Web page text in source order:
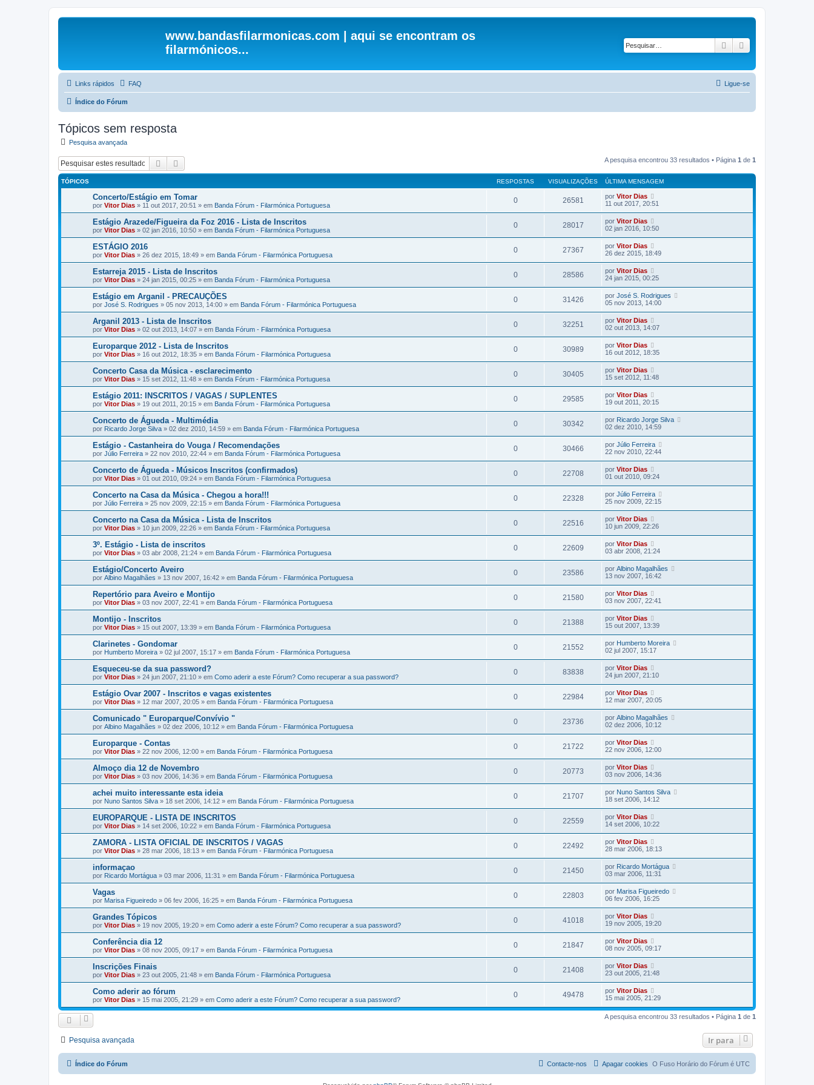
www.bandasfilarmonicas.com | aqui se encontram os
filarmónicos...
Pesquisar
Links rápidos FAQ Ligue-se
Índice do Fórum
Tópicos sem resposta
Pesquisa avançada
Pesquisar A pesquisa encontrou 33 resultados • Página 1 de 1
TÓPICOS RESPOSTAS VISUALIZAÇÕES ÚLTIMA MENSAGEM
Concerto/Estágio em Tomar
por Vitor Dias » 11 out 2017, 20:51 » em Banda Fórum - Filarmónica Portuguesa
0 26581 por Vitor Dias
11 out 2017, 20:51
Estágio Arazede/Figueira da Foz 2016 - Lista de Inscritos
por Vitor Dias » 02 jan 2016, 10:50 » em Banda Fórum - Filarmónica Portuguesa
0 28017 por Vitor Dias
02 jan 2016, 10:50
ESTÁGIO 2016
por Vitor Dias » 26 dez 2015, 18:49 » em Banda Fórum - Filarmónica Portuguesa
0 27367 por Vitor Dias
26 dez 2015, 18:49
Estarreja 2015 - Lista de Inscritos
por Vitor Dias » 24 jan 2015, 00:25 » em Banda Fórum - Filarmónica Portuguesa
0 28586 por Vitor Dias
24 jan 2015, 00:25
Estágio em Arganil - PRECAUÇÕES
por José S. Rodrigues » 05 nov 2013, 14:00 » em Banda Fórum - Filarmónica Portuguesa
0 31426 por José S. Rodrigues
05 nov 2013, 14:00
Arganil 2013 - Lista de Inscritos
por Vitor Dias » 02 out 2013, 14:07 » em Banda Fórum - Filarmónica Portuguesa
0 32251 por Vitor Dias
02 out 2013, 14:07
Europarque 2012 - Lista de Inscritos
por Vitor Dias » 16 out 2012, 18:35 » em Banda Fórum - Filarmónica Portuguesa
0 30989 por Vitor Dias
16 out 2012, 18:35
Concerto Casa da Música - esclarecimento
por Vitor Dias » 15 set 2012, 11:48 » em Banda Fórum - Filarmónica Portuguesa
0 30405 por Vitor Dias
15 set 2012, 11:48
Estágio 2011: INSCRITOS / VAGAS / SUPLENTES
por Vitor Dias » 19 out 2011, 20:15 » em Banda Fórum - Filarmónica Portuguesa
0 29585 por Vitor Dias
19 out 2011, 20:15
Concerto de Águeda - Multimédia
por Ricardo Jorge Silva » 02 dez 2010, 14:59 » em Banda Fórum - Filarmónica Portuguesa
0 30342 por Ricardo Jorge Silva
02 dez 2010, 14:59
Estágio - Castanheira do Vouga / Recomendações
por Júlio Ferreira » 22 nov 2010, 22:44 » em Banda Fórum - Filarmónica Portuguesa
0 30466 por Júlio Ferreira
22 nov 2010, 22:44
Concerto de Águeda - Músicos Inscritos (confirmados)
por Vitor Dias » 01 out 2010, 09:24 » em Banda Fórum - Filarmónica Portuguesa
0 22708 por Vitor Dias
01 out 2010, 09:24
Concerto na Casa da Música - Chegou a hora!!!
por Júlio Ferreira » 25 nov 2009, 22:15 » em Banda Fórum - Filarmónica Portuguesa
0 22328 por Júlio Ferreira
25 nov 2009, 22:15
Concerto na Casa da Música - Lista de Inscritos
por Vitor Dias » 10 jun 2009, 22:26 » em Banda Fórum - Filarmónica Portuguesa
0 22516 por Vitor Dias
10 jun 2009, 22:26
3º. Estágio - Lista de inscritos
por Vitor Dias » 03 abr 2008, 21:24 » em Banda Fórum - Filarmónica Portuguesa
0 22609 por Vitor Dias
03 abr 2008, 21:24
Estágio/Concerto Aveiro
por Albino Magalhães » 13 nov 2007, 16:42 » em Banda Fórum - Filarmónica Portuguesa
0 23586 por Albino Magalhães
13 nov 2007, 16:42
Repertório para Aveiro e Montijo
por Vitor Dias » 03 nov 2007, 22:41 » em Banda Fórum - Filarmónica Portuguesa
0 21580 por Vitor Dias
03 nov 2007, 22:41
Montijo - Inscritos
por Vitor Dias » 15 out 2007, 13:39 » em Banda Fórum - Filarmónica Portuguesa
0 21388 por Vitor Dias
15 out 2007, 13:39
Clarinetes - Gondomar
por Humberto Moreira » 02 jul 2007, 15:17 » em Banda Fórum - Filarmónica Portuguesa
0 21552 por Humberto Moreira
02 jul 2007, 15:17
Esqueceu-se da sua password?
por Vitor Dias » 24 jun 2007, 21:10 » em Como aderir a este Fórum? Como recuperar a sua password?
0 83838 por Vitor Dias
24 jun 2007, 21:10
Estágio Ovar 2007 - Inscritos e vagas existentes
por Vitor Dias » 12 mar 2007, 20:05 » em Banda Fórum - Filarmónica Portuguesa
0 22984 por Vitor Dias
12 mar 2007, 20:05
Comunicado " Europarque/Convívio "
por Albino Magalhães » 02 dez 2006, 10:12 » em Banda Fórum - Filarmónica Portuguesa
0 23736 por Albino Magalhães
02 dez 2006, 10:12
Europarque - Contas
por Vitor Dias » 22 nov 2006, 12:00 » em Banda Fórum - Filarmónica Portuguesa
0 21722 por Vitor Dias
22 nov 2006, 12:00
Almoço dia 12 de Novembro
por Vitor Dias » 03 nov 2006, 14:36 » em Banda Fórum - Filarmónica Portuguesa
0 20773 por Vitor Dias
03 nov 2006, 14:36
achei muito interessante esta ideia
por Nuno Santos Silva » 18 set 2006, 14:12 » em Banda Fórum - Filarmónica Portuguesa
0 21707 por Nuno Santos Silva
18 set 2006, 14:12
EUROPARQUE - LISTA DE INSCRITOS
por Vitor Dias » 14 set 2006, 10:22 » em Banda Fórum - Filarmónica Portuguesa
0 22559 por Vitor Dias
14 set 2006, 10:22
ZAMORA - LISTA OFICIAL DE INSCRITOS / VAGAS
por Vitor Dias » 28 mar 2006, 18:13 » em Banda Fórum - Filarmónica Portuguesa
0 22492 por Vitor Dias
28 mar 2006, 18:13
informaçao
por Ricardo Mortágua » 03 mar 2006, 11:31 » em Banda Fórum - Filarmónica Portuguesa
0 21450 por Ricardo Mortágua
03 mar 2006, 11:31
Vagas
por Marisa Figueiredo » 06 fev 2006, 16:25 » em Banda Fórum - Filarmónica Portuguesa
0 22803 por Marisa Figueiredo
06 fev 2006, 16:25
Grandes Tópicos
por Vitor Dias » 19 nov 2005, 19:20 » em Como aderir a este Fórum? Como recuperar a sua password?
0 41018 por Vitor Dias
19 nov 2005, 19:20
Conferência dia 12
por Vitor Dias » 08 nov 2005, 09:17 » em Banda Fórum - Filarmónica Portuguesa
0 21847 por Vitor Dias
08 nov 2005, 09:17
Inscrições Finais
por Vitor Dias » 23 out 2005, 21:48 » em Banda Fórum - Filarmónica Portuguesa
0 21408 por Vitor Dias
23 out 2005, 21:48
Como aderir ao fórum
por Vitor Dias » 15 mai 2005, 21:29 » em Como aderir a este Fórum? Como recuperar a sua password?
0 49478 por Vitor Dias
15 mai 2005, 21:29
A pesquisa encontrou 33 resultados • Página 1 de 1
Pesquisa avançada Ir para
Índice do Fórum O Fuso Horário do Fórum é UTC
Apagar cookies
Contacte-nos